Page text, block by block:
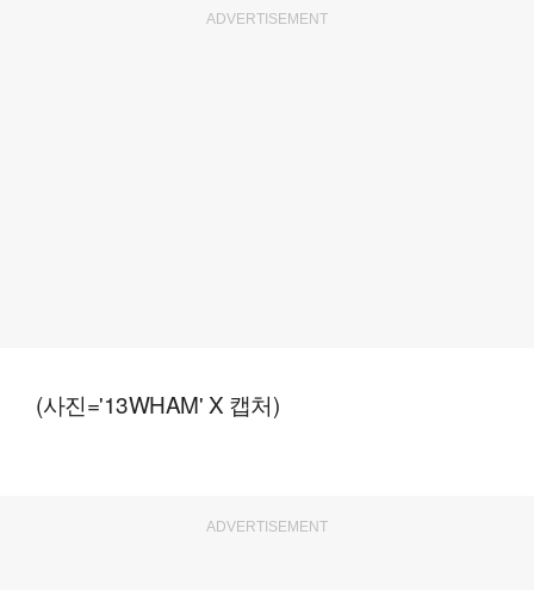
ADVERTISEMENT
(사진='13WHAM' X 캡처)
ADVERTISEMENT